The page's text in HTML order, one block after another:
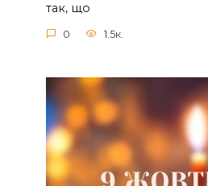
так, що
0 1.5к.